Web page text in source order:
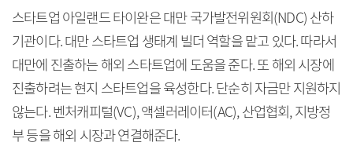
스타트업 아일랜드 타이완은 대만 국가발전위원회(NDC) 산하
기관이다. 대만 스타트업 생태계 빌더 역할을 맡고 있다. 따라서
대만에 진출하는 해외 스타트업에 도움을 준다. 또 해외 시장에
진출하려는 현지 스타트업을 육성한다. 단순히 자금만 지원하지
않는다. 벤처캐피털(VC), 액셀러레이터(AC), 산업협회, 지방정
부 등을 해외 시장과 연결해준다.